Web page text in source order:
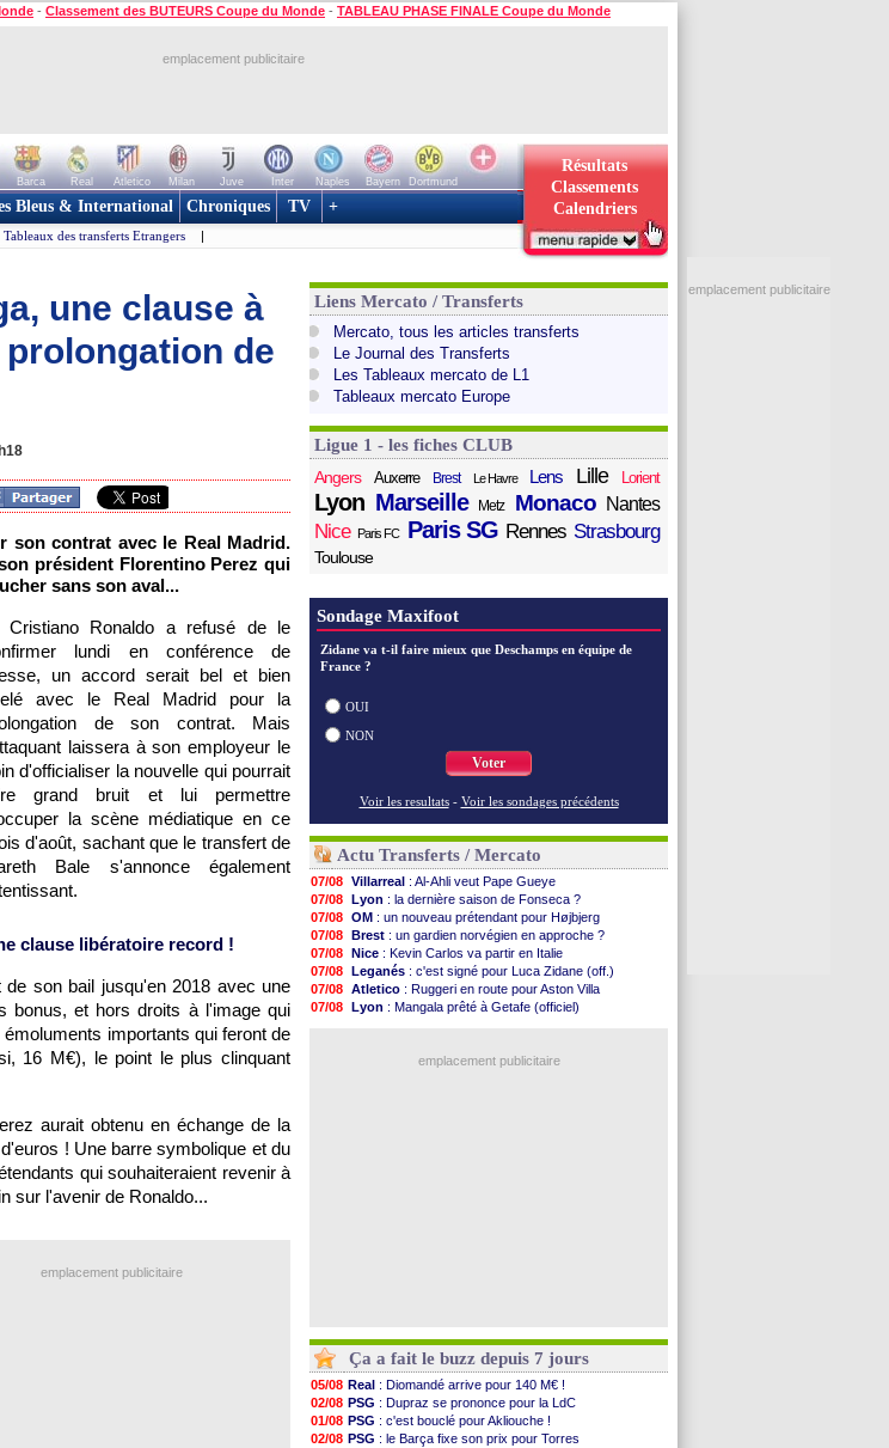
- Classement des BUTEURS Coupe du Monde - TABLEAU PHASE FINALE Coupe du Monde
emplacement publicitaire
Barca Real Atletico Milan Juve Inter Naples Bayern
Dortmund
Résultats
Classements
Calendriers
Bleus & International Chroniques TV +
Tableaux des transferts Etrangers |
une clause à
de
son contrat avec le Real Madrid.
président Florentino Perez qui
sans son aval...
Cristiano Ronaldo a refusé de le
lundi en conférence de
un accord serait bel et bien
avec le Real Madrid pour la
de son contrat. Mais
laissera à son employeur le
d'officialiser la nouvelle qui pourrait
grand bruit et lui permettre
la scène médiatique en ce
d'août, sachant que le transfert de
Bale s'annonce également
clause libératoire record !
de son bail jusqu'en 2018 avec une
bonus, et hors droits à l'image qui
importants qui feront de
16 M€), le point le plus clinquant
aurait obtenu en échange de la
! Une barre symbolique et du
qui souhaiteraient revenir à
sur l'avenir de Ronaldo...
emplacement publicitaire
Liens Mercato / Transferts
Mercato, tous les articles transferts
Le Journal des Transferts
Les Tableaux mercato de L1
Tableaux mercato Europe
Ligue 1 - les fiches CLUB
Angers
Auxerre Brest Le Havre Lens Lille Lorient
Lyon Marseille Metz Monaco Nantes
Nice Paris FC Paris SG Rennes Strasbourg
Toulouse
Sondage Maxifoot
Zidane va t-il faire mieux que Deschamps en équipe de
France ?
OUI
NON
Voter
Voir les resultats - Voir les sondages précédents
Actu Transferts / Mercato
07/08 Villarreal : Al-Ahli veut Pape Gueye
07/08 Lyon : la dernière saison de Fonseca ?
07/08 OM : un nouveau prétendant pour Højbjerg
07/08 Brest : un gardien norvégien en approche ?
07/08 Nice : Kevin Carlos va partir en Italie
07/08 Leganés : c'est signé pour Luca Zidane (off.)
07/08 Atletico : Ruggeri en route pour Aston Villa
07/08 Lyon : Mangala prêté à Getafe (officiel)
: Mastantuono prêté à la Fiorentina (off.)
emplacement publicitaire
Ça a fait le buzz depuis 7 jours
05/08 Real : Diomandé arrive pour 140 M€ !
02/08 PSG : Dupraz se prononce pour la LdC
01/08 PSG : c'est bouclé pour Akliouche !
02/08 PSG : le Barça fixe son prix pour Torres
emplacement publicitaire